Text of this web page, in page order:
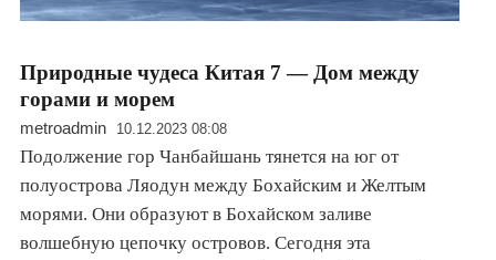
Природные чудеса Китая 7 — Дом между
горами и морем
metroadmin 10.12.2023 08:08
Подолжение гор Чанбайшань тянется на юг от
полуострова Ляодун между Бохайским и Желтым
морями. Они образуют в Бохайском заливе
волшебную цепочку островов. Сегодня эта